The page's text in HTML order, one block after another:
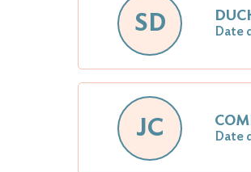
SD Date
JC Date